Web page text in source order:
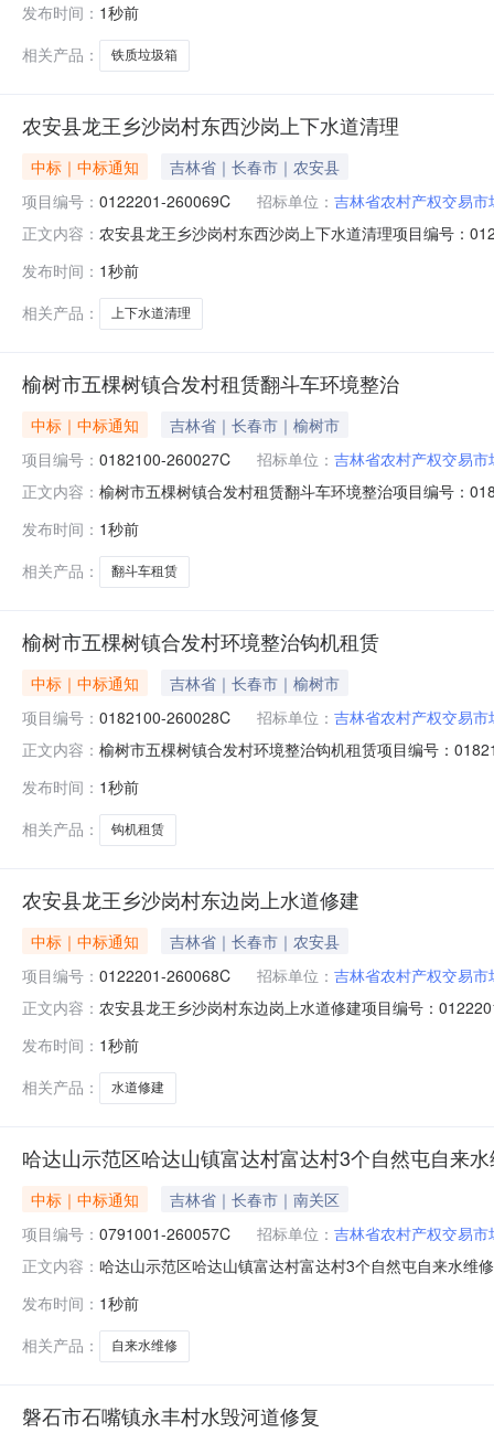
开栏、吉林省白城市洮北区岭下镇吉庆村股份经济合作
发布时间： 1秒前
相关产品：
铁质垃圾箱
农安县龙王乡沙岗村东西沙岗上下水道清理
中标｜中标通知
吉林省｜长春市｜农安县
项目编号： 0122201-260069C 招标单位： 吉林省农村产权交易市
正文内容： 农安县龙王乡沙岗村东西沙岗上下水道清理项目编号：
王乡池南区政府公开栏、农安县龙王乡沙岗村集体经济
发布时间： 1秒前
相关产品：
上下水道清理
榆树市五棵树镇合发村租赁翻斗车环境整治
中标｜中标通知
吉林省｜长春市｜榆树市
项目编号： 0182100-260027C 招标单位： 吉林省农村产权交易市
正文内容： 榆树市五棵树镇合发村租赁翻斗车环境整治项目编号：
棵树镇池南区政府公开栏、榆树市五棵树镇合发村经济
发布时间： 1秒前
相关产品：
翻斗车租赁
榆树市五棵树镇合发村环境整治钩机租赁
中标｜中标通知
吉林省｜长春市｜榆树市
项目编号： 0182100-260028C 招标单位： 吉林省农村产权交易市
正文内容： 榆树市五棵树镇合发村环境整治钩机租赁项目编号：
镇池南区政府公开栏、榆树市五棵树镇合发村经济合作
发布时间： 1秒前
相关产品：
钩机租赁
农安县龙王乡沙岗村东边岗上水道修建
中标｜中标通知
吉林省｜长春市｜农安县
项目编号： 0122201-260068C 招标单位： 吉林省农村产权交易市
正文内容： 农安县龙王乡沙岗村东边岗上水道修建项目编号：
区政府公开栏、农安县龙王乡沙岗村集体经济组织采购
发布时间： 1秒前
相关产品：
水道修建
哈达山示范区哈达山镇富达村富达村3个自然屯自来
中标｜中标通知
吉林省｜长春市｜南关区
项目编号： 0791001-260057C 招标单位： 吉林省农村产权交易市
正文内容： 哈达山示范区哈达山镇富达村富达村3个自然屯自来水维
(www.jlncjy.com)以及吉林省松原市哈达山示范区哈达山
山镇工作站联系人：张丽华
发布时间： 1秒前
相关产品：
自来水维修
磐石市石嘴镇永丰村水毁河道修复